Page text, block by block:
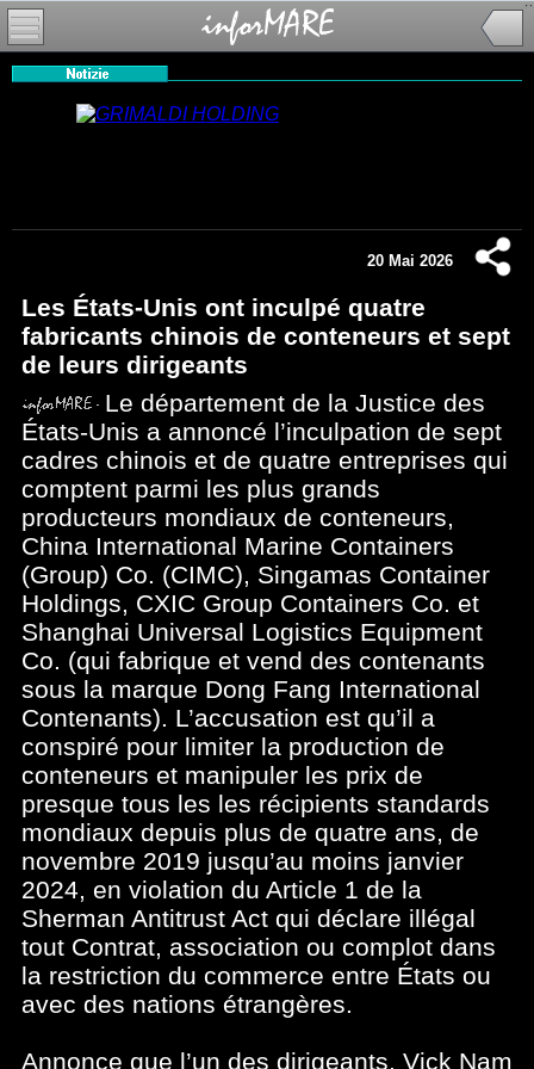
20 Mai 2026
Les États-Unis ont inculpé quatre
fabricants chinois de conteneurs et sept
de leurs dirigeants
Le département de la Justice des
États-Unis a annoncé l’inculpation de sept
cadres chinois et de quatre entreprises qui
comptent parmi les plus grands
producteurs mondiaux de conteneurs,
China International Marine Containers
(Group) Co. (CIMC), Singamas Container
Holdings, CXIC Group Containers Co. et
Shanghai Universal Logistics Equipment
Co. (qui fabrique et vend des contenants
sous la marque Dong Fang International
Contenants). L’accusation est qu’il a
conspiré pour limiter la production de
conteneurs et manipuler les prix de
presque tous les les récipients standards
mondiaux depuis plus de quatre ans, de
novembre 2019 jusqu’au moins janvier
2024, en violation du Article 1 de la
Sherman Antitrust Act qui déclare illégal
tout Contrat, association ou complot dans
la restriction du commerce entre États ou
avec des nations étrangères.
Annonce que l’un des dirigeants, Vick Nam